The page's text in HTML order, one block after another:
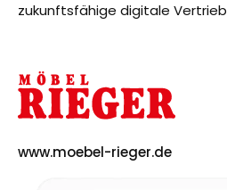
zukunftsfähige digitale
www.moebel-rieger.de